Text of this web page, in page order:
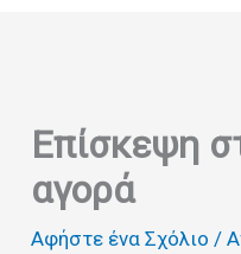
Επίσκεψη
αγορά
Αφήστε ένα Σχόλιο /